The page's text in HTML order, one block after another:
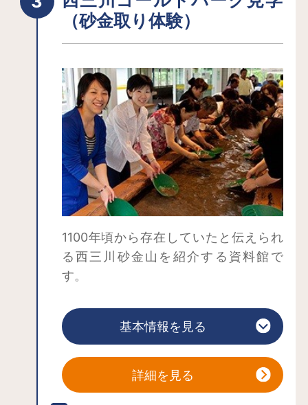
（砂金取り体験）
1100年頃から存在していたと伝えられ
る西三川砂金山を紹介する資料館で
す。
り体験を行うこともできます。
基本情報を見る
詳細を見る